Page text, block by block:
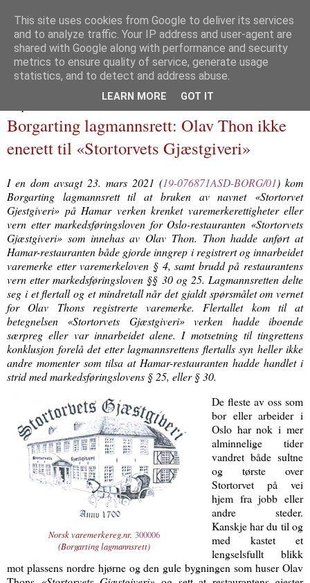
Immaterialretts­trollet
En blogg om immaterialrett og tilliggende herligheter
Borgarting lagmannsrett: Olav Thon ikke
enerett til «Stortorvets Gjæstgiveri»
I en dom avsagt 23. mars 2021 (19-076871ASD-BORG/01) kom
Borgarting lagmannsrett til at bruken av navnet «Stortorvet
Gjestgiveri» på Hamar verken krenket varemerkerettigheter eller
vern etter markedsføringsloven for Oslo-restauranten «Stortorvets
Gjæstgiveri» som innehas av Olav Thon. Thon hadde anført at
Hamar-restauranten både gjorde inngrep i registrert og innarbeidet
varemerke etter varemerkeloven § 4, samt brudd på restaurantens
vern etter markedsføringsloven §§ 30 og 25. Lagmannsretten delte
seg i et flertall og et mindretall når det gjaldt spørsmålet om vernet
for Olav Thons registrerte varemerke. Flertallet kom til at
betegnelsen «Stortorvets Gjæstgiveri» verken hadde iboende
særpreg eller var innarbeidet alene. I motsetning til tingrettens
konklusjon forelå det etter lagmannsrettens flertalls syn heller ikke
andre momenter som tilsa at Hamar-restauranten hadde handlet i
strid med markedsføringslovens § 25, eller § 30.
Norsk varemerkereg.nr. 300006
(Borgarting lagmannsrett)
De fleste av oss som
bor eller arbeider i
Oslo har nok i mer
alminnelige tider
vandret både sultne
og tørste over
Stortorvet på vei
hjem fra jobb eller
andre steder.
Kanskje har du til og
med kastet et
lengselsfullt blikk
mot plassens nordre hjørne og den gule bygningen som huser Olav
This site uses cookies from Google to deliver its services
and to analyze traffic. Your IP address and user-agent are
shared with Google along with performance and security
metrics to ensure quality of service, generate usage
statistics, and to detect and address abuse.
LEARN MORE GOT IT